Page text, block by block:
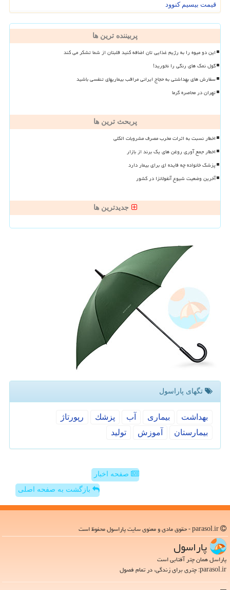
قیمت بیسیم کنوود
پربیننده ترین ها
این دو میوه را به رژیم غذایی تان اضافه کنید قلبتان از شما تشکر می کند
گول نمک های رنگی را نخورید!
سفارش های بهداشتی به حجاج ایرانی مراقب بیماریهای تنفسی باشید
تهران در محاصره گرما
پربحث ترین ها
اخطار نسبت به اثرات مخرب مصرف مشروبات الکلی
اخطار جمع آوری روغن های یک برند از بازار
پزشک خانواده چه فایده ای برای بیمار دارد
آخرین وضعیت شیوع آنفولانزا در کشور
جدیدترین ها
تگهای پاراسول
بهداشت بیماری آب پزشك
رپورتاژ
بیمارستان
آموزش تولید
صفحه اخبار
بازگشت به صفحه اصلی
پاراسول
پاراسل همان چتر آفتابی است
parasol.ir: چتری برای زندگی، در تمام فصول